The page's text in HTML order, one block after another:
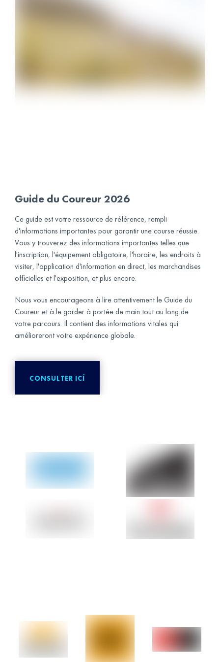
Guide du Coureur 2026
Ce guide est votre ressource de référence, rempli
d'informations importantes pour garantir une course réussie.
Vous y trouverez des informations importantes telles que
l'inscription, l'équipement obligatoire, l'horaire, les endroits à
visiter, l'application d'information en direct, les marchandises
officielles et l'exposition, et plus encore.
Nous vous encourageons à lire attentivement le Guide du
Coureur et à le garder à portée de main tout au long de
votre parcours. Il contient des informations vitales qui
amélioreront votre expérience globale.
CONSULTER ICÍ